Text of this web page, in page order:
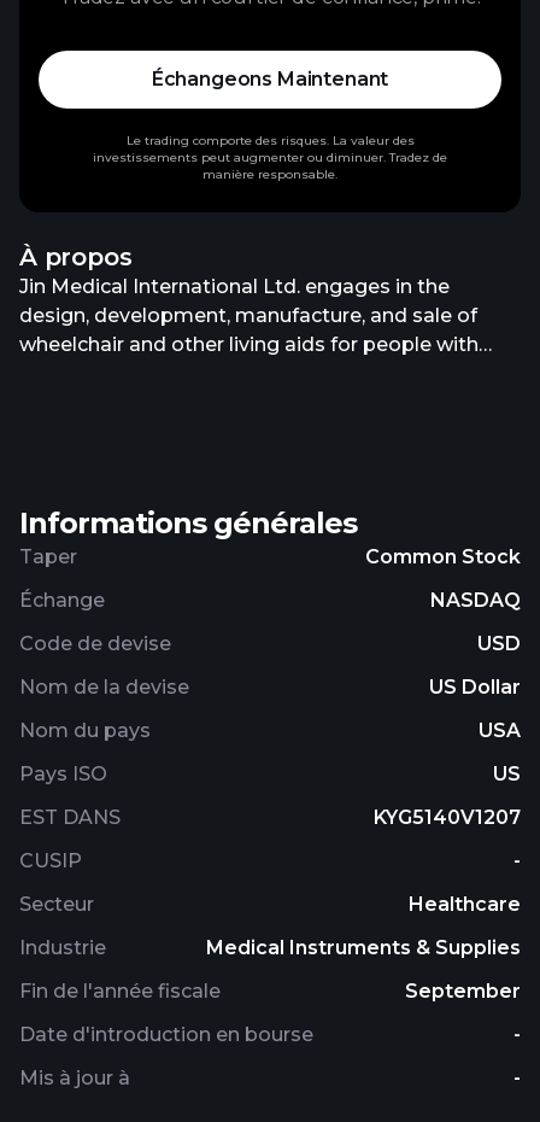
À propos
Jin Medical International Ltd. engages in the
design, development, manufacture, and sale of
wheelchair and other living aids for people with
shared wheelchairs and other shared health
products; oxygen chambers and beauty
thermal therapy chambers. It operates in the
Mainland China, Japan, the United States, Hong
internationally. The company was founded in 2006
and is based in Changzhou, China. Jin Medical
Harmony Enterprises Limited.
Informations générales
Taper
Common Stock
Échange
NASDAQ
Code de devise
USD
Nom de la devise
US Dollar
Nom du pays
USA
Pays ISO
US
EST DANS
KYG5140V1207
CUSIP
-
Secteur
Healthcare
Industrie
Medical Instruments & Supplies
Fin de l'année fiscale
September
Date d'introduction en bourse
-
Mis à jour à
-
Échangeons Maintenant
Le trading comporte des risques. La valeur des
investissements peut augmenter ou diminuer. Tradez de
manière responsable.